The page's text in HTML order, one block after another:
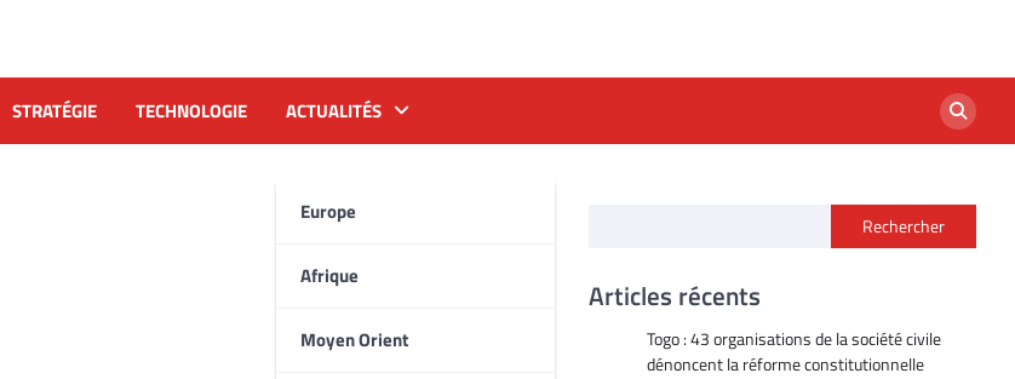
STRATÉGIE TECHNOLOGIE ACTUALITÉS
Europe
Afrique
Moyen Orient
Rechercher
Articles récents
Togo : 43 organisations de la société civile
dénoncent la réforme constitutionnelle